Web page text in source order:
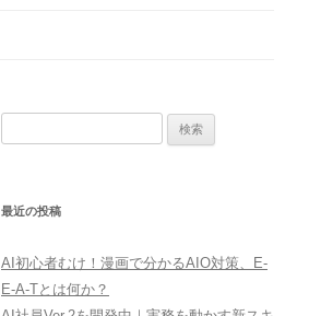
最近の投稿
AI初心者むけ！漫画で分かるAIO対策、E-
E-A-Tとは何か？